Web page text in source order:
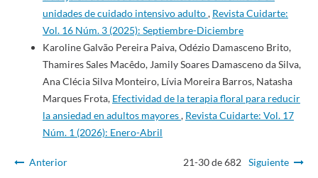
unidades de cuidado intensivo adulto, Revista Cuidarte:
Vol. 16 Núm. 3 (2025): Septiembre-Diciembre
Karoline Galvão Pereira Paiva, Odézio Damasceno Brito,
Thamires Sales Macêdo, Jamily Soares Damasceno da Silva,
Ana Clécia Silva Monteiro, Lívia Moreira Barros, Natasha
Marques Frota, Efectividad de la terapia floral para reducir
la ansiedad en adultos mayores, Revista Cuidarte: Vol. 17
Núm. 1 (2026): Enero-Abril
Anterior 21-30 de 682 Siguiente